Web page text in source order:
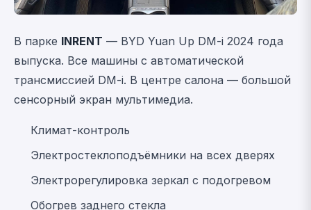
В парке INRENT — BYD Yuan Up DM-i 2024 года
выпуска. Все машины с автоматической
трансмиссией DM-i. В центре салона — большой
сенсорный экран мультимедиа.
Климат-контроль
Электростеклоподъёмники на всех дверях
Электрорегулировка зеркал с подогревом
Обогрев заднего стекла